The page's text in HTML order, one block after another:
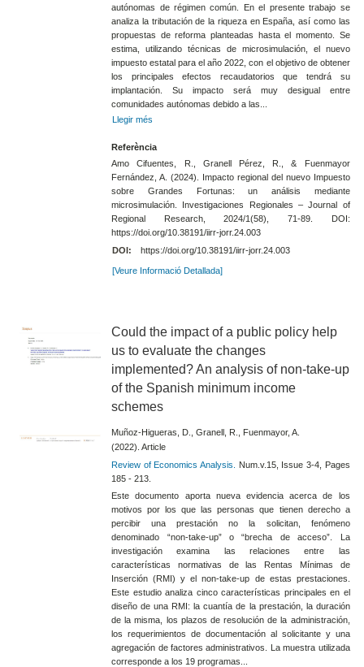
autónomas de régimen común. En el presente trabajo se
analiza la tributación de la riqueza en España, así como las
propuestas de reforma planteadas hasta el momento. Se
estima, utilizando técnicas de microsimulación, el nuevo
impuesto estatal para el año 2022, con el objetivo de obtener
los principales efectos recaudatorios que tendrá su
implantación. Su impacto será muy desigual entre
comunidades autónomas debido a las...
Llegir més
Referència
Amo Cifuentes, R., Granell Pérez, R., & Fuenmayor
Fernández, A. (2024). Impacto regional del nuevo Impuesto
sobre Grandes Fortunas: un análisis mediante
microsimulación. Investigaciones Regionales – Journal of
Regional Research, 2024/1(58), 71-89. DOI:
https://doi.org/10.38191/iirr-jorr.24.003
DOI:
https://doi.org/10.38191/iirr-jorr.24.003
[Veure Informació Detallada]
Could the impact of a public policy help
us to evaluate the changes
implemented? An analysis of non-take-up
of the Spanish minimum income
schemes
Muñoz-Higueras, D., Granell, R., Fuenmayor, A.
(2022). Article
Review of Economics Analysis.
Num.v.15, Issue 3-4, Pages
185 - 213.
Este documento aporta nueva evidencia acerca de los
motivos por los que las personas que tienen derecho a
percibir una prestación no la solicitan, fenómeno
denominado “non-take-up” o “brecha de acceso”. La
investigación examina las relaciones entre las
características normativas de las Rentas Mínimas de
Inserción (RMI) y el non-take-up de estas prestaciones.
Este estudio analiza cinco características principales en el
diseño de una RMI: la cuantía de la prestación, la duración
de la misma, los plazos de resolución de la administración,
los requerimientos de documentación al solicitante y una
agregación de factores administrativos. La muestra utilizada
corresponde a los 19 programas...